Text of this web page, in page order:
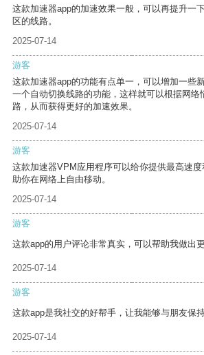
这款加速器app的加速效果一般，可以再提升一
区的线路。
2025-07-14
游客
这款加速器app的功能有点单一，可以增加一些
一个自动切换线路的功能，这样就可以根据网络
路，从而获得更好的加速效果。
2025-07-14
游客
这款加速器VPM应用程序可以给你提供最高速
助你在网络上自由移动。
2025-07-14
游客
这款app的用户评论非常真实，可以帮助我做出
2025-07-14
游客
这款app是我社交的好帮手，让我能够与朋友保
2025-07-14